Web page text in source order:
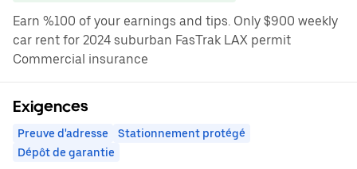
Earn %100 of your earnings and tips. Only $900 weekly
car rent for 2024 suburban FasTrak LAX permit
Commercial insurance
Exigences
Preuve d'adresse
Stationnement protégé
Dépôt de garantie